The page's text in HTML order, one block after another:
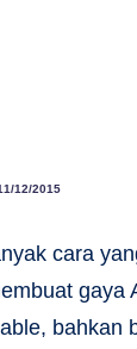
12/2015
cara
gaya
bahkan